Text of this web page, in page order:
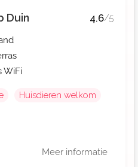
Duin 4.6/5
WiFi
Huisdieren welkom
Meer informatie